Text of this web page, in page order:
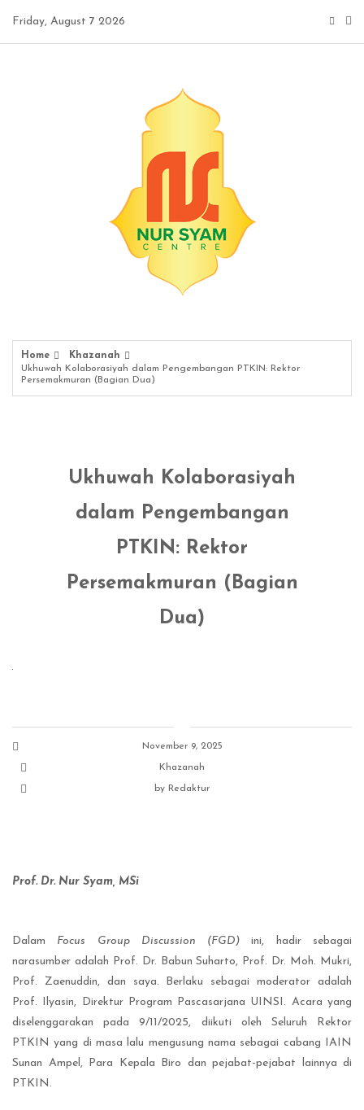
Friday, August 7 2026
Home
Khazanah
Ukhuwah Kolaborasiyah dalam Pengembangan PTKIN: Rektor
Persemakmuran (Bagian Dua)
Ukhuwah Kolaborasiyah
dalam Pengembangan
PTKIN: Rektor
Persemakmuran (Bagian
Dua)
November 9, 2025
Khazanah
by Redaktur
Prof. Dr. Nur Syam, MSi
Dalam Focus Group Discussion (FGD)ini, hadir sebagai
narasumber adalah Prof. Dr. Babun Suharto, Prof. Dr. Moh. Mukri,
Prof. Zaenuddin, dan saya. Berlaku sebagai moderator adalah
Prof. Ilyasin, Direktur Program Pascasarjana UINSI. Acara yang
diselenggarakan pada 9/11/2025, diikuti oleh Seluruh Rektor
PTKIN yang di masa lalu mengusung nama sebagai cabang IAIN
Sunan Ampel, Para Kepala Biro dan pejabat-pejabat lainnya di
PTKIN.